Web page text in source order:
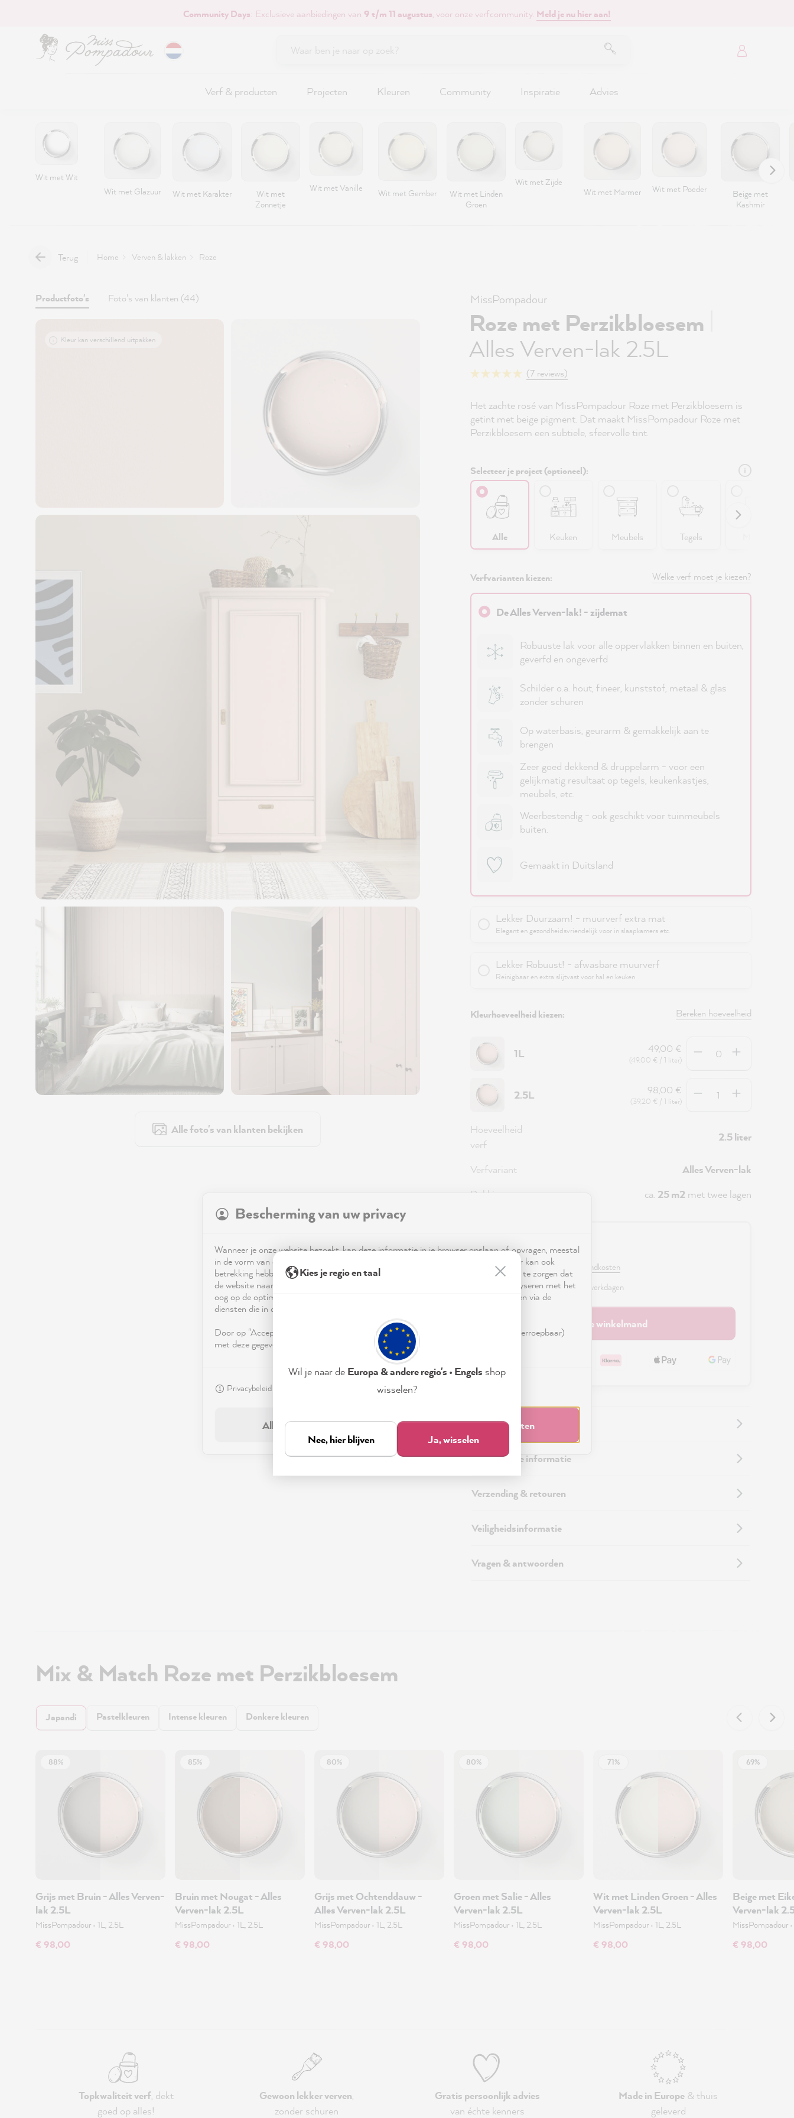
Community Days: Exclusieve aanbiedingen van 9 t/m 11 augustus, voor onze verfcommunity. Meld je nu hier aan!
Verf & producten Projecten Kleuren Community Inspiratie Advies
Wit met Wit
Wit met Glazuur
Wit met Karakter
Wit met
Zonnetje
Wit met Vanille Wit met Gember
Wit met Linden
Groen
Wit met Zijde
Wit met Marmer
Wit met Poeder
Beige met
Kashmir
Terug Home Verven & lakken Roze
Productfoto's Foto's van klanten (44)
Alle foto's van klanten bekijken
Kleur kan verschillend uitpakken
MissPompadour
Roze met Perzikbloesem
Alles Verven-lak 2.5L
(7 reviews)
Het zachte rosé van MissPompadour Roze met Perzikbloesem is
getint met beige pigment. Dat maakt MissPompadour Roze met
Perzikbloesem een subtiele, sfeervolle tint.
Selecteer je project (optioneel):
Alle Keuken Meubels Tegels
Verfvarianten kiezen: Welke verf moet je kiezen?
De Alles Verven-lak! - zijdemat
Robuuste lak voor alle oppervlakken binnen en buiten,
geverfd en ongeverfd
Schilder o.a. hout, fineer, kunststof, metaal & glas
zonder schuren
Op waterbasis, geurarm & gemakkelijk aan te
brengen
Zeer goed dekkend & druppelarm - voor een
gelijkmatig resultaat op tegels, keukenkastjes,
meubels, etc.
Weerbestendig - ook geschikt voor tuinmeubels
buiten.
Gemaakt in Duitsland
Lekker Duurzaam! - muurverf extra mat
Elegant en gezondheidsvriendelijk voor in slaapkamers etc.
Lekker Robuust! - afwasbare muurverf
Reinigbaar en extra slijtvast voor hal en keuken
Kleurhoeveelheid kiezen: Bereken hoeveelheid
1L 49,00 €
(49,00 € / 1 liter)
2.5L 98,00 €
(39,20 € / 1 liter)
Hoeveelheid
verf
2.5 liter
Verfvariant
Alles Verven-lak
Dekking
ca. 25 m2met twee lagen
98,00 €
Prijzen incl. BTW en excl. verzendkosten
Beschikbaar, levertijd: 2 - 3 werkdagen
In de winkelmand
Beschrijving
Aanvullende informatie
Verzending & retouren
Veiligheidsinformatie
Vragen & antwoorden
Mix & Match Roze met Perzikbloesem
Japandi Pastelkleuren Intense kleuren Donkere kleuren
88%
Grijs met Bruin - Alles Verven-
lak 2.5L
MissPompadour • 1L, 2.5L
€ 98,00
85%
Bruin met Nougat - Alles
Verven-lak 2.5L
MissPompadour • 1L, 2.5L
€ 98,00
80%
Grijs met Ochtenddauw -
Alles Verven-lak 2.5L
MissPompadour • 1L, 2.5L
€ 98,00
80%
Groen met Salie - Alles
Verven-lak 2.5L
MissPompadour • 1L, 2.5L
€ 98,00
71%
Wit met Linden Groen - Alles
Verven-lak 2.5L
MissPompadour • 1L, 2.5L
€ 98,00
69%
Beige met
Verven-lak
MissPompadour •
€ 98,00
Topkwaliteit verf, dekt
goed op alles!
Gewoon lekker verven,
zonder schuren
Gratis persoonlijk advies
van échte kenners
Made in Europe & thuis
geleverd
Bescherming van uw privacy
Wanneer je onze website bezoekt, kan deze informatie in je browser opslaan of opvragen, meestal
in de vorm van cookies. Deze informatie is niet alleen technisch noodzakelijk, maar kan ook
betrekking hebben op je, je instellingen of je apparaat en wordt gebruikt om ervoor te zorgen dat
de website naar verwachting functioneert en om je gebruik van de website te analyseren met het
oog op de optimalisering ervan, en om gepersonaliseerde advertenties aan te bieden via de
diensten die in de verklaring inzake gegevensbescherming worden genoemd.
Door op "Accepteren & sluiten" te klikken, ga je vrijwillig akkoord (op elk moment herroepbaar)
met deze gegevensverwerking.
Privacybeleid
Accepteren & sluiten
Alleen noodzakelijk
Kies je regio en taal
Wil je naar de Europa & andere regio's • Engels shop
wisselen?
Nee, hier blijven Ja, wisselen